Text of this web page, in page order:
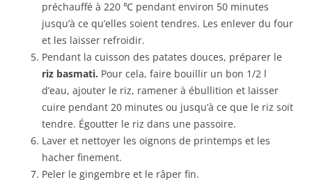
préchauffé à 220 ℃ pendant environ 50 minutes
jusqu’à ce qu’elles soient tendres. Les enlever du four
et les laisser refroidir.
Pendant la cuisson des patates douces, préparer le
riz basmati. Pour cela, faire bouillir un bon 1/2 l
d’eau, ajouter le riz, ramener à ébullition et laisser
cuire pendant 20 minutes ou jusqu’à ce que le riz soit
tendre. Égoutter le riz dans une passoire.
Laver et nettoyer les oignons de printemps et les
hacher finement.
Peler le gingembre et le râper fin.